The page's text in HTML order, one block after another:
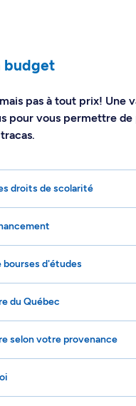
budget
pas à tout prix! Une
pour vous permettre
droits de scolarité
bourses d'études
du Québec
selon votre provenance